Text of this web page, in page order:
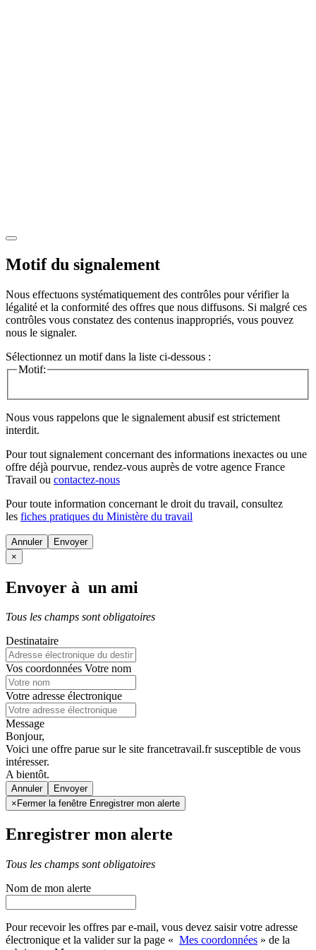
Motif du signalement
Nous effectuons systématiquement des contrôles pour vérifier la
légalité et la conformité des offres que nous diffusons. Si malgré ces
contrôles vous constatez des contenus inappropriés, vous pouvez
nous le signaler.
Sélectionnez un motif dans la liste ci-dessous :
Motif:
Nous vous rappelons que le signalement abusif est strictement
interdit.
Pour tout signalement concernant des informations inexactes ou une
offre déjà pourvue, rendez-vous auprès de votre agence France
Travail ou contactez-nous
Pour toute information concernant le droit du travail, consultez
les fiches pratiques du Ministère du travail
Annuler
×
Envoyer à un ami
Tous les champs sont obligatoires
Destinataire
Vos coordonnées Votre nom
Votre adresse électronique
Message
Bonjour,
Voici une offre parue sur le site francetravail.fr susceptible de vous
intéresser.
A bientôt.
Annuler
× Fermer la fenêtre Enregistrer mon alerte
Enregistrer mon alerte
Tous les champs sont obligatoires
Nom de mon alerte
Pour recevoir les offres par e-mail, vous devez saisir votre adresse
électronique et la valider sur la page « Mes coordonnées » de la